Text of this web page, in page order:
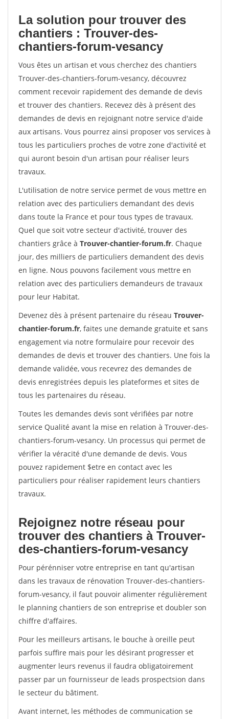
La solution pour trouver des
chantiers : Trouver-des-
chantiers-forum-vesancy
Vous êtes un artisan et vous cherchez des chantiers
Trouver-des-chantiers-forum-vesancy, découvrez
comment recevoir rapidement des demande de devis
et trouver des chantiers. Recevez dès à présent des
demandes de devis en rejoignant notre service d'aide
aux artisans. Vous pourrez ainsi proposer vos services à
tous les particuliers proches de votre zone d'activité et
qui auront besoin d'un artisan pour réaliser leurs
travaux.
L'utilisation de notre service permet de vous mettre en
relation avec des particuliers demandant des devis
dans toute la France et pour tous types de travaux.
Quel que soit votre secteur d'activité, trouver des
chantiers grâce à Trouver-chantier-forum.fr. Chaque
jour, des milliers de particuliers demandent des devis
en ligne. Nous pouvons facilement vous mettre en
relation avec des particuliers demandeurs de travaux
pour leur Habitat.
Devenez dès à présent partenaire du réseau Trouver-
chantier-forum.fr, faites une demande gratuite et sans
engagement via notre formulaire pour recevoir des
demandes de devis et trouver des chantiers. Une fois la
demande validée, vous recevrez des demandes de
devis enregistrées depuis les plateformes et sites de
tous les partenaires du réseau.
Toutes les demandes devis sont vérifiées par notre
service Qualité avant la mise en relation à Trouver-des-
chantiers-forum-vesancy. Un processus qui permet de
vérifier la véracité d'une demande de devis. Vous
pouvez rapidement $etre en contact avec les
particuliers pour réaliser rapidement leurs chantiers
travaux.
Rejoignez notre réseau pour
trouver des chantiers à Trouver-
des-chantiers-forum-vesancy
Pour pérénniser votre entreprise en tant qu'artisan
dans les travaux de rénovation Trouver-des-chantiers-
forum-vesancy, il faut pouvoir alimenter régulièrement
le planning chantiers de son entreprise et doubler son
chiffre d'affaires.
Pour les meilleurs artisans, le bouche à oreille peut
parfois suffire mais pour les désirant progresser et
augmenter leurs revenus il faudra obligatoirement
passer par un fournisseur de leads prospectsion dans
le secteur du bâtiment.
Avant internet, les méthodes de communication se